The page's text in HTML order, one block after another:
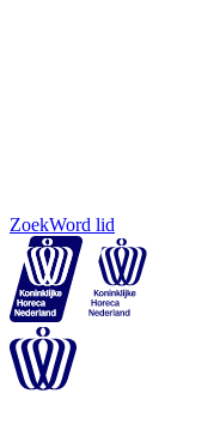
ZoekWord lid